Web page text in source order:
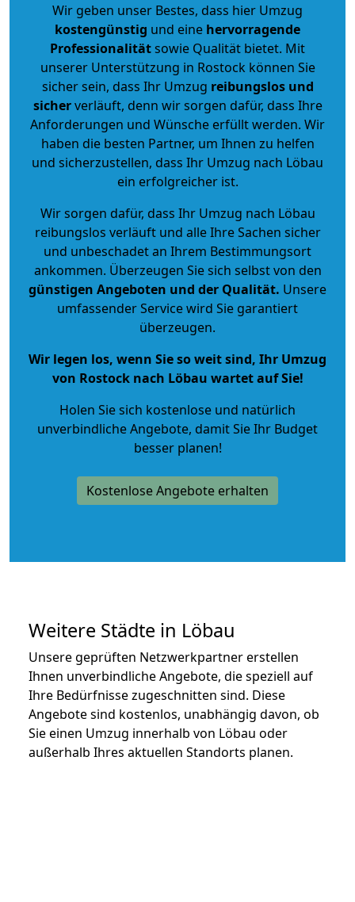
Wir geben unser Bestes, dass hier Umzug
kostengünstig und eine hervorragende
Professionalitätsowie Qualität bietet. Mit
unserer Unterstützung in Rostock können Sie
sicher sein, dass Ihr Umzug reibungslos und
sicherverläuft, denn wir sorgen dafür, dass Ihre
Anforderungen und Wünsche erfüllt werden. Wir
haben die besten Partner, um Ihnen zu helfen
und sicherzustellen, dass Ihr Umzug nach Löbau
ein erfolgreicher ist.
Wir sorgen dafür, dass Ihr Umzug nach Löbau
reibungslos verläuft und alle Ihre Sachen sicher
und unbeschadet an Ihrem Bestimmungsort
ankommen. Überzeugen Sie sich selbst von den
günstigen Angeboten und der Qualität. Unsere
umfassender Service wird Sie garantiert
überzeugen.
Wir legen los, wenn Sie so weit sind, Ihr Umzug
von Rostock nach Löbau wartet auf Sie!
Holen Sie sich kostenlose und natürlich
unverbindliche Angebote, damit Sie Ihr Budget
besser planen!
Kostenlose Angebote erhalten
Weitere Städte in Löbau
Unsere geprüften Netzwerkpartner erstellen
Ihnen unverbindliche Angebote, die speziell auf
Ihre Bedürfnisse zugeschnitten sind. Diese
Angebote sind kostenlos, unabhängig davon, ob
Sie einen Umzug innerhalb von Löbau oder
außerhalb Ihres aktuellen Standorts planen.